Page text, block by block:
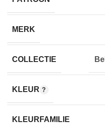
MERK
COLLECTIE
KLEUR
KLEURFAMILIE